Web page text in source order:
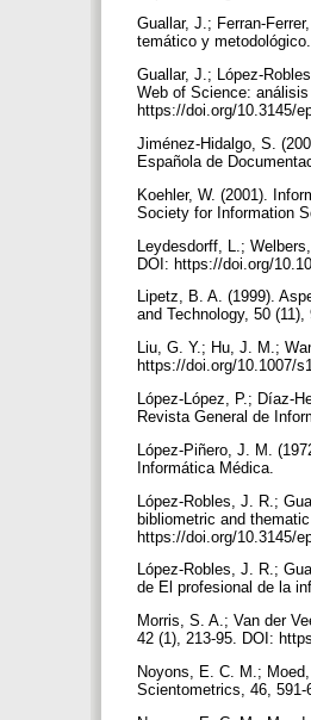
Guallar, J.; Ferran-
temático y
Guallar, J.; López-
Web of Science:
https://doi.org/10.3145/
Jiménez-Hidalgo, S.
Española de
Koehler, W. (2001).
Society for Information
Leydesdorff, L.;
DOI: https://doi.org/
Lipetz, B. A. (1999).
and Technology, 50
Liu, G. Y.; Hu, J. M.;
https://doi.org/10.1007/
López-López, P.; Díaz-
Revista General de
López-Piñero, J. M.
Informática Médica.
López-Robles, J. R.;
bibliometric and
https://doi.org/10.3145/
López-Robles, J. R.;
de El profesional de la
Morris, S. A.; Van der
42 (1), 213-95. DOI:
Noyons, E. C. M.;
Scientometrics, 46,